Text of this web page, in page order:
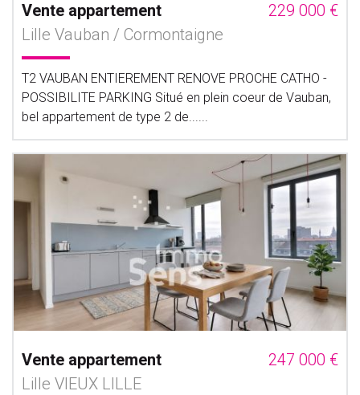
Vente appartement
229 000 €
Lille Vauban / Cormontaigne
T2 VAUBAN ENTIEREMENT RENOVE PROCHE CATHO -
POSSIBILITE PARKING Situé en plein coeur de Vauban,
bel appartement de type 2 de......
Vente appartement
247 000 €
Lille VIEUX LILLE